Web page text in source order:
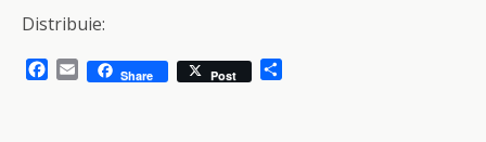
Distribuie:
E
Share Post